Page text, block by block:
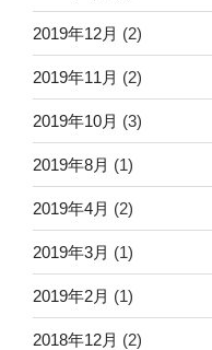
2019年12月 (2)
2019年11月 (2)
2019年10月 (3)
2019年8月 (1)
2019年4月 (2)
2019年3月 (1)
2019年2月 (1)
2018年12月 (2)